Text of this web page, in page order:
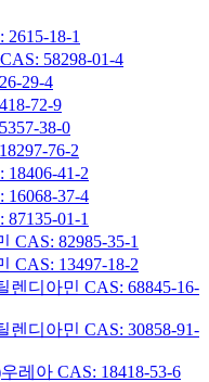
18-1
58298-01-4
29-4
72-9
38-0
76-2
41-2
37-4
01-1
CAS: 82985-35-1
CAS: 13497-18-2
디아민 CAS: 68845-16-
디아민 CAS: 30858-91-
레아 CAS: 18418-53-6